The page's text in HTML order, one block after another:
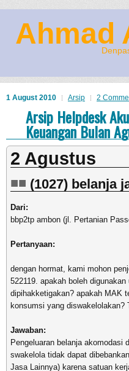
Ahmad
1 August 2010 Arsip 2
Arsip Helpdesk
Keuangan Bulan
2 Agustus
(1027) belanja
Dari:
bbp2tp ambon (jl. Pertanian
Pertanyaan:
dengan hormat, kami mohon
522119. apakah boleh
dipihakketigakan? apakah MAK
konsumsi yang diswakelolakan?
Jawaban:
Pengeluaran belanja akomodasi
swakelola tidak dapat
Jasa Lainnya) karena satuan